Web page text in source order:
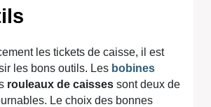
les tickets de caisse, il est
les bons outils. Les bobines
rouleaux de caisses sont deux de
Le choix des bonnes